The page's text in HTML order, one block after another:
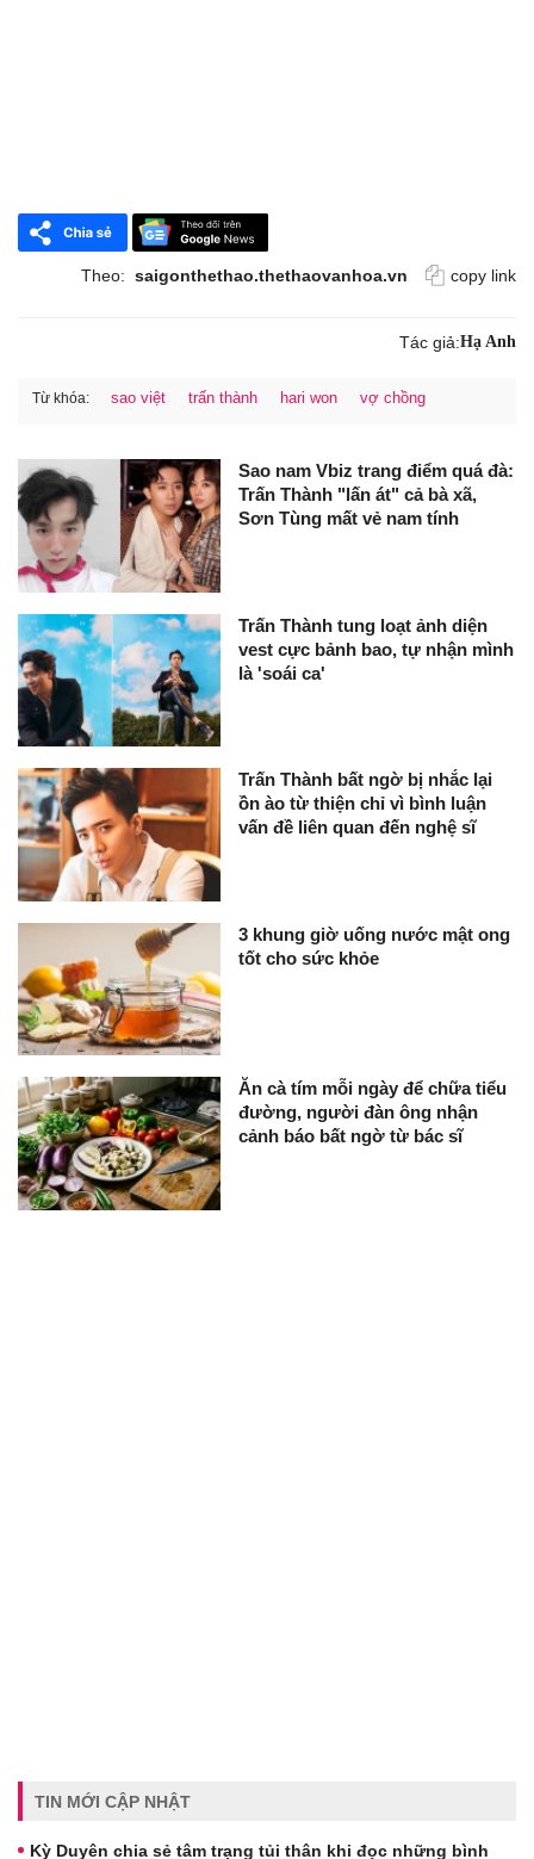
Theo: saigonthethao.thethaovanhoa.vn copy link
Tác giả:Hạ Anh
Từ khóa: sao việt trấn thành hari won vợ chồng
Sao nam Vbiz trang điểm quá đà:
Trấn Thành "lấn át" cả bà xã,
Sơn Tùng mất vẻ nam tính
Trấn Thành tung loạt ảnh diện
vest cực bảnh bao, tự nhận mình
là 'soái ca'
Trấn Thành bất ngờ bị nhắc lại
ồn ào từ thiện chỉ vì bình luận
vấn đề liên quan đến nghệ sĩ
3 khung giờ uống nước mật ong
tốt cho sức khỏe
Ăn cà tím mỗi ngày để chữa tiểu
đường, người đàn ông nhận
cảnh báo bất ngờ từ bác sĩ
TIN MỚI CẬP NHẬT
Kỳ Duyên chia sẻ tâm trạng tủi thân khi đọc những bình